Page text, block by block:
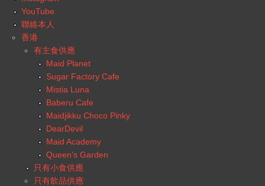
YouTube
聯絡本人
香港
有主食供應
Maid Planet
Sugar Factory Cafe
Mistia Luna
Baberu Cafe
Maidjikku Choco Pinky
DearDevil
Maid Academy
Queen’s Garden
只有小食供應
只有飲品供應